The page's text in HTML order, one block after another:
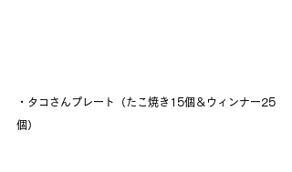
・タコさんプレート（たこ焼き15個＆ウィンナー25
個）